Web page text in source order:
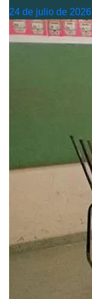
24 de julio de 2026